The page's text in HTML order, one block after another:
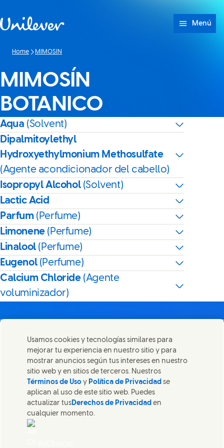
Menú
Home MIMOSIN
MIMOSÍN
BOTANICO
Aqua (Solvent)
Dipalmitoylethyl
Hydroxyethylmonium Methosulfate
(Agente acondicionador del cabello)
Isopropyl Alcohol(Solvent)
Lactic Acid
Parfum (Perfume)
Limonene (Perfume)
Linalool(Perfume)
Eugenol(Perfume)
Calcium Chloride (Agente
voluminizador)
Comparte esta página
Share this page on Facebook
Share this page on X
Share this page on
Share this page on
Contáctanos
Ponte en contacto con Unilever y nuestros equipos de
especialistas, o encuentra contactos por todo el mundo.
Contáctanos
Usamos cookies y tecnologías similares para
mejorar tu experiencia en nuestro sitio y para
mostrar anuncios según tus intereses en nuestro
sitio web y en sitios de terceros. Nuestros
Términos de Uso y Política de Privacidadse
aplican al uso de este sitio web. Puedes
actualizar tusDerechos de Privacidad en
cualquier momento.